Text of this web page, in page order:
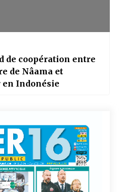
de coopération entre
de Nâama et
en Indonésie